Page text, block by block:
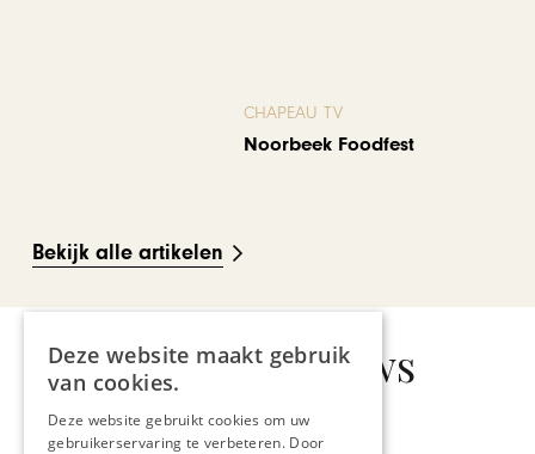
CHAPEAU TV
Noorbeek Foodfest
Bekijk alle artikelen
Gerelateerd nieuws
Deze website maakt gebruik
van cookies.
Deze website gebruikt cookies om uw
gebruikerservaring te verbeteren. Door